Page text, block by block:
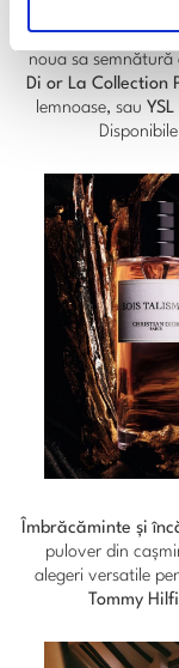
Parfumuri iconice–
noua sa
Di or La Collection
lemnoase, sau
Îmbrăcăminte și
pulover din
alegeri versatile
Tommy